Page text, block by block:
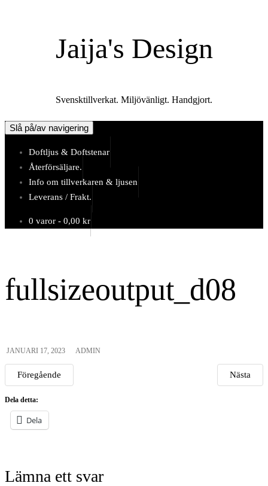
Jaija's Design
Svensktillverkat. Miljövänligt. Handgjort.
Slå på/av navigering
Doftljus & Doftstenar
Återförsäljare.
Info om tillverkaren & ljusen
Leverans / Frakt.
0 varor - 0,00 kr
fullsizeoutput_d08
JANUARI 17, 2023 ADMIN
Föregående Nästa
Dela detta:
Dela
Lämna ett svar